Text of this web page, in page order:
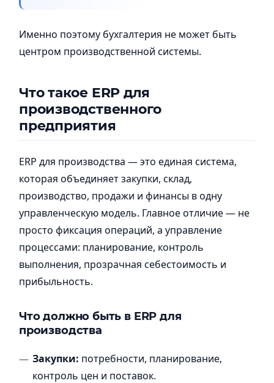
Именно поэтому бухгалтерия не может быть
центром производственной системы.
Что такое ERP для
производственного
предприятия
ERP для производства — это единая система,
которая объединяет закупки, склад,
производство, продажи и финансы в одну
управленческую модель. Главное отличие — не
просто фиксация операций, а управление
процессами: планирование, контроль
выполнения, прозрачная себестоимость и
прибыльность.
Что должно быть в ERP для
производства
Закупки: потребности, планирование,
контроль цен и поставок.